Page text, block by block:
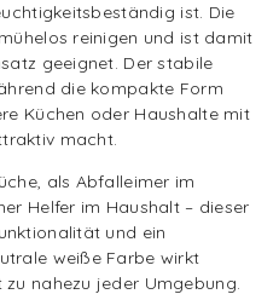
ist. Die
reinigen und ist damit
geeignet. Der stabile
die kompakte Form
Küchen oder Haushalte mit
macht.
als Abfalleimer im
Helfer im Haushalt – dieser
und ein
weiße Farbe wirkt
nahezu jeder Umgebung.